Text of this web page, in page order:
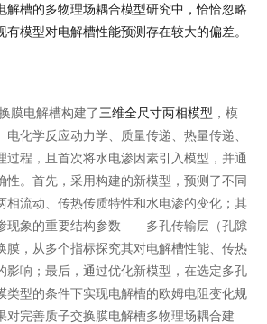
解槽的多物理场耦合模型研究中，恰恰忽略
有模型对电解槽性能预测存在较大的偏差。
膜电解槽构建了三维全尺寸两相模型 ，模
化学反应动力学、质量传递、热量传递、
过程，且首次将水电渗因素引入模型，并通
性。首先，采用构建的新模型，预测了不同
相流动、传热传质特性和水电渗的变化；其
现象的重要结构参数——多孔传输层（孔隙
膜，从多个指标探究其对电解槽性能、传热
影响 ；最后，通过优化新模型，在选定多孔
类型的条件下实现电解槽的欧姆电阻变化规
对完善质子交换膜电解槽多物理场耦合建